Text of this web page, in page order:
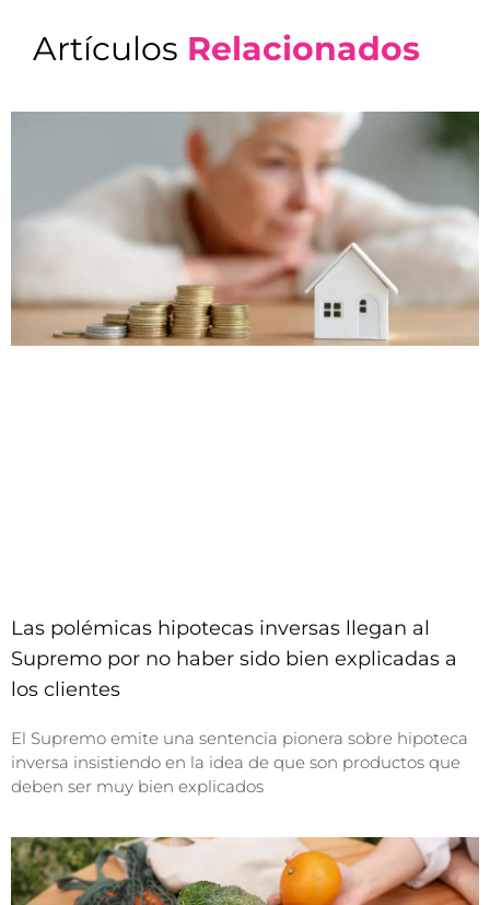
Artículos Relacionados
Las polémicas hipotecas inversas llegan al
Supremo por no haber sido bien explicadas a
los clientes
El Supremo emite una sentencia pionera sobre hipoteca
inversa insistiendo en la idea de que son productos que
deben ser muy bien explicados